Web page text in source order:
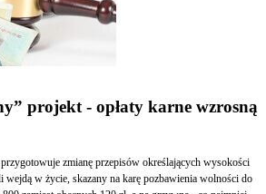
projekt - opłaty karne wzrosną
zmianę przepisów określających wysokości
wejdą w życie, skazany na karę pozbawienia wolności do